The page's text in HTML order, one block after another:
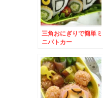
三角おにぎりで簡単ミ
ニパトカー